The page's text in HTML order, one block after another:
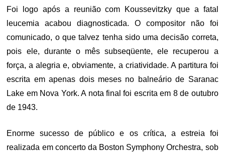
Foi logo após a reunião com Koussevitzky que a fatal
leucemia acabou diagnosticada. O compositor não foi
comunicado, o que talvez tenha sido uma decisão correta,
pois ele, durante o mês subseqüente, ele recuperou a
força, a alegria e, obviamente, a criatividade. A partitura foi
escrita em apenas dois meses no balneário de Saranac
Lake em Nova York. A nota final foi escrita em 8 de outubro
de 1943.
Enorme sucesso de público e os crítica, a estreia foi
realizada em concerto da Boston Symphony Orchestra, sob